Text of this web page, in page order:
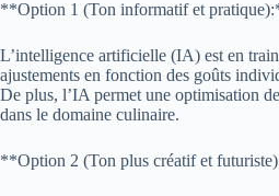
**Option 1 (Ton informatif et
L’intelligence artificielle (IA) est en
ajustements en fonction des goûts
De plus, l’IA permet une optimisation
dans le domaine culinaire.
**Option 2 (Ton plus créatif et